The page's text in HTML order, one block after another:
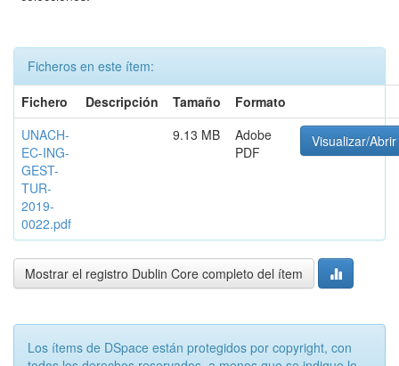
Ficheros en este ítem:
Fichero
Descripción Tamaño
Formato
UNACH-
EC-ING-
GEST-
TUR-
2019-
0022.pdf
9.13 MB
Adobe
PDF
Visualizar/Abrir
Mostrar el registro Dublin Core completo del ítem
Los ítems de DSpace están protegidos por copyright, con